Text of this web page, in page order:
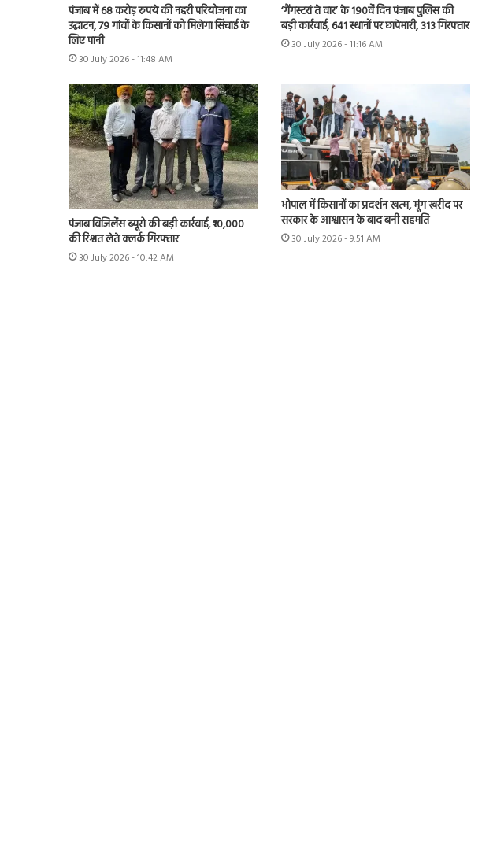
पंजाब में 68 करोड़ रुपये की नहरी परियोजना का
उद्घाटन, 79 गांवों के किसानों को मिलेगा सिंचाई के
लिए पानी
30 July 2026 - 11:48 AM
‘गैंगस्टरां ते वार’ के 190वें दिन पंजाब पुलिस की
बड़ी कार्रवाई, 641 स्थानों पर छापेमारी, 313 गिरफ्तार
30 July 2026 - 11:16 AM
पंजाब विजिलेंस ब्यूरो की बड़ी कार्रवाई, ₹10,000
की रिश्वत लेते क्लर्क गिरफ्तार
30 July 2026 - 10:42 AM
भोपाल में किसानों का प्रदर्शन खत्म, मूंग खरीद पर
सरकार के आश्वासन के बाद बनी सहमति
30 July 2026 - 9:51 AM